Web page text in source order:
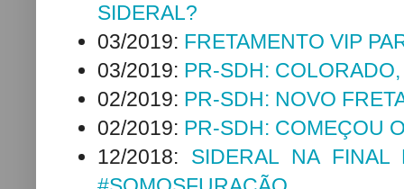
SIDERAL?
03/2019: FRETAMENTO VIP
03/2019: PR-SDH:
02/2019: PR-SDH: NOVO
02/2019: PR-SDH: COMEÇOU
12/2018: SIDERAL NA FINAL